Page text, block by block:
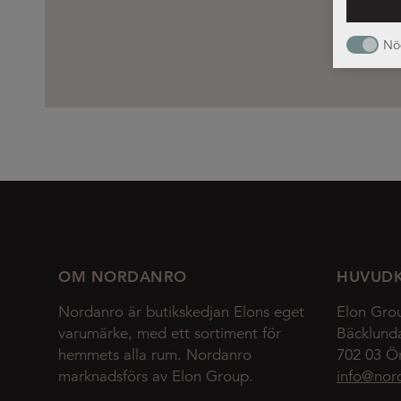
OM NORDANRO
Nordanro är butikskedjan Elons eget
varumärke, med ett sortiment för
hemmets alla rum. Nordanro
marknadsförs av Elon Group.
Elon
702 03